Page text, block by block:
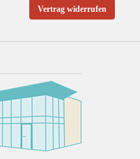
Vertrag widerrufen